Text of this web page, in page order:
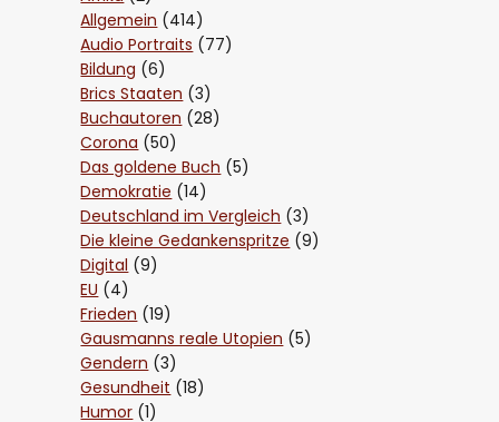
Allgemein (414)
Audio Portraits (77)
Bildung (6)
Brics Staaten (3)
Buchautoren (28)
Corona (50)
Das goldene Buch (5)
Demokratie (14)
Deutschland im Vergleich (3)
Die kleine Gedankenspritze (9)
Digital (9)
EU (4)
Frieden (19)
Gausmanns reale Utopien (5)
Gendern (3)
Gesundheit (18)
Humor (1)